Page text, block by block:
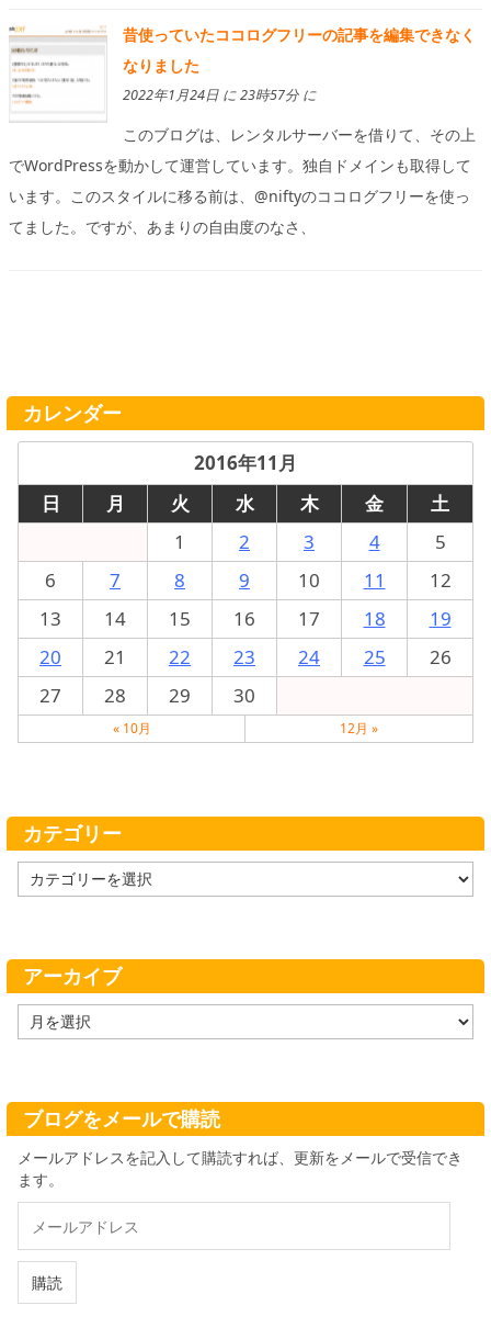
昔使っていたココログフリーの記事を編集できなく
なりました
2022年1月24日 に 23時57分 に
このブログは、レンタルサーバーを借りて、その上
でWordPressを動かして運営しています。独自ドメインも取得して
います。このスタイルに移る前は、@niftyのココログフリーを使っ
てました。ですが、あまりの自由度のなさ、
カレンダー
2016年11月
日
月 火 水 木 金
土
1
2 3 4
5
6
7 8 9 10 11
12
13
14 15 16 17 18
19
20
21 22 23 24 25
26
27
28 29 30
« 10月 12月 »
カテゴリー
テ
ー
アーカイブ
ー
ブ
ブログをメールで購読
メールアドレスを記入して購読すれば、更新をメールで受信でき
ます。
ル
ド
購読